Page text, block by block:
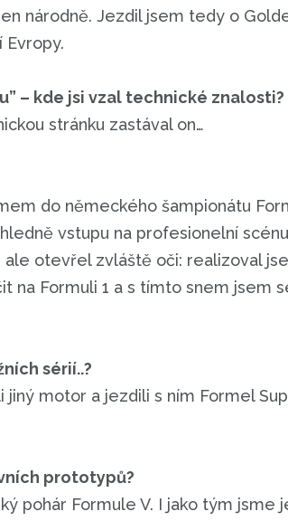
národně. Jezdil jsem tedy o
– kde jsi vzal technické znalosti?
stránku zastával on…
do německého šampionátu
vstupu na profesionelní
otevřel zvláště oči: realizoval
na Formuli 1 a s tímto snem jsem
sérií..?
motor a jezdili s ním Formel
prototypů?
pohár Formule V. I jako tým jsme